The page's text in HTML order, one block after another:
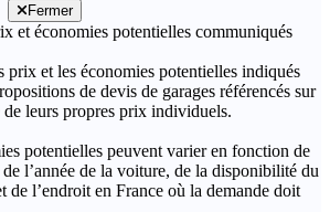
Fermer
et économies potentielles communiqués
prix et les économies potentielles indiqués
de devis de garages référencés sur
leurs propres prix individuels.
potentielles peuvent varier en fonction de
l’année de la voiture, de la disponibilité du
de l’endroit en France où la demande doit